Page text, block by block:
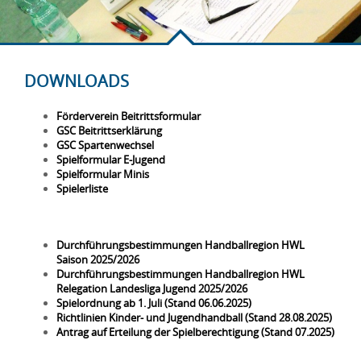
DOWNLOADS
Förderverein Beitrittsformular
GSC Beitrittserklärung
GSC Spartenwechsel
Spielformular E-Jugend
Spielformular Minis
Spielerliste
Durchführungsbestimmungen Handballregion HWL
Saison 2025/2026
Durchführungsbestimmungen Handballregion HWL
Relegation Landesliga Jugend 2025/2026
Spielordnung ab 1. Juli (Stand 06.06.2025)
Richtlinien Kinder- und Jugendhandball (Stand 28.08.2025)
Antrag auf Erteilung der Spielberechtigung (Stand 07.2025)